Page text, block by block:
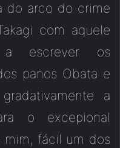
do arco do crime
com aquele
a escrever os
panos Obata e
a
o excepional
mim, fácil um dos